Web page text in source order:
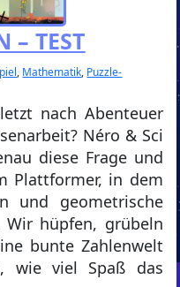
– TEST
, Mathematik, Puzzle-
nach Abenteuer
Néro & Sci
diese Frage und
Plattformer, in dem
und geometrische
Wir hüpfen, grübeln
bunte Zahlenwelt
wie viel Spaß das